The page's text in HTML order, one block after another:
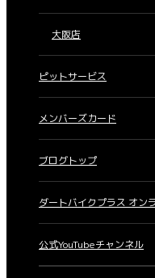
大阪店
ピットサービス
メンバーズカード
ブログトップ
ダートバイクプラス オン
公式YouTubeチャンネル